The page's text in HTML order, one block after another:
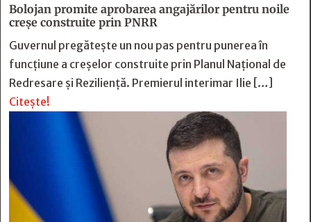
Bolojan promite aprobarea angajărilor pentru noile
creșe construite prin PNRR
Guvernul pregătește un nou pas pentru punerea în
funcțiune a creșelor construite prin Planul Național de
Redresare și Reziliență. Premierul interimar Ilie […]
Citește!